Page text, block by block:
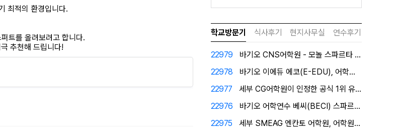
최적의 환경입니다.
트를 올려보려고 합니다.
추천해 드립니다!
학교방문기 식사후기 현지사무실 연수후기
22979
바기오 CNS어학원 - 모놀 스파르타 캠퍼스로 탈바꿈!
22978
바기오 이에듀 에코(E-EDU), 어학원이 직접 인증한…
22977
세부 CG어학원이 인정한 공식 1위 유학원 필자닷컴에서…
22976
바기오 어학연수 베씨(BECI) 스파르타 공식 1위유학…
22975
세부 SMEAG 엔칸토 어학원, 어학원이 직접 인증한 …